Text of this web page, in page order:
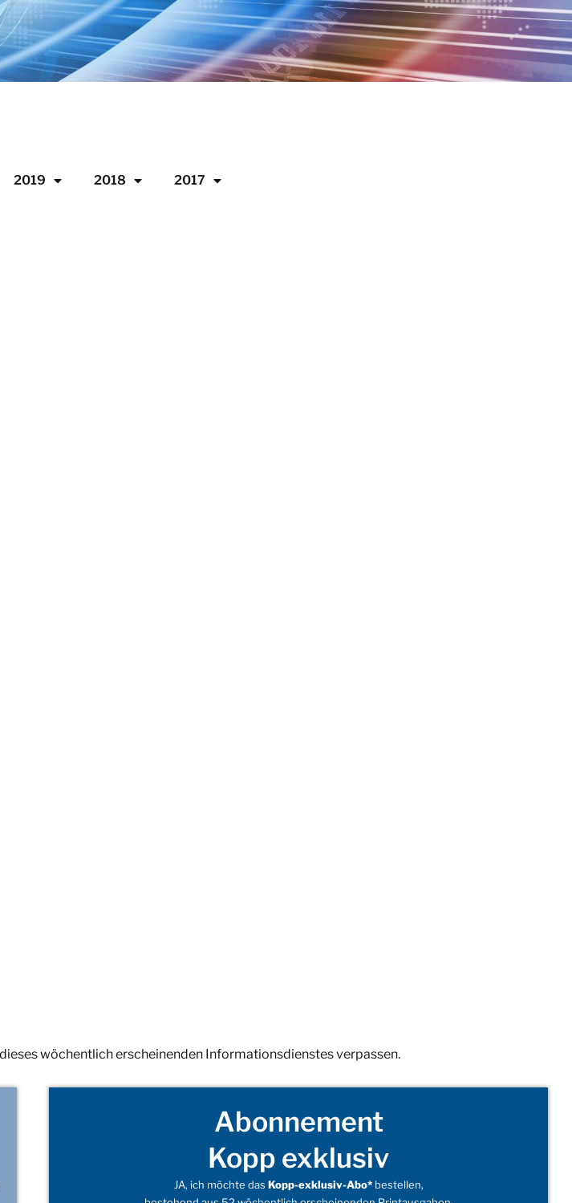
2019 2018 2017
wöchentlich erscheinenden Informationsdienstes verpassen.
Abonnement
Kopp exklusiv
JA, ich möchte das Kopp-exklusiv-Abo*bestellen,